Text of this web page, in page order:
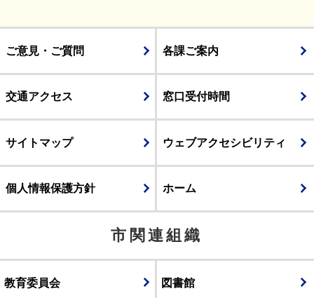
ご意見・ご質問 各課ご案内
交通アクセス 窓口受付時間
サイトマップ ウェブアクセシビリティ
個人情報保護方針 ホーム
市関連組織
教育委員会 図書館